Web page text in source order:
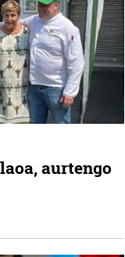
aurtengo